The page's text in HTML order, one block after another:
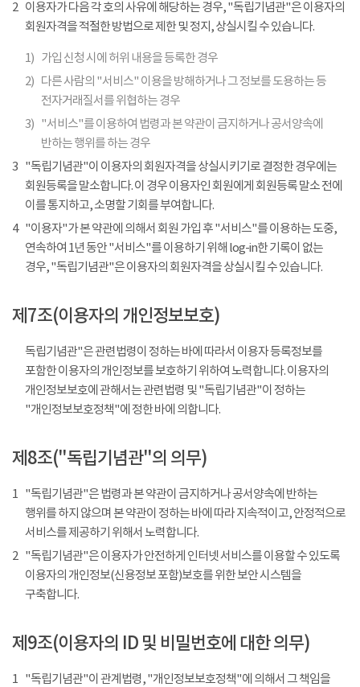
2 이용자가 다음 각 호의 사유에 해당하는 경우, "독립기념관"은 이용자의
회원자격을 적절한 방법으로 제한 및 정지, 상실시킬 수 있습니다.
1) 가입 신청 시에 허위 내용을 등록한 경우
2) 다른 사람의 "서비스" 이용을 방해하거나 그 정보를 도용하는 등
전자거래질서를 위협하는 경우
3) "서비스"를 이용하여 법령과 본 약관이 금지하거나 공서양속에
반하는 행위를 하는 경우
3 "독립기념관"이 이용자의 회원자격을 상실시키기로 결정한 경우에는
회원등록을 말소합니다. 이 경우 이용자인 회원에게 회원등록 말소 전에
이를 통지하고, 소명할 기회를 부여합니다.
4
"이용자"가 본 약관에 의해서 회원 가입 후 "서비스"를 이용하는 도중,
연속하여 1년 동안 "서비스"를 이용하기 위해 log-in한 기록이 없는
경우, "독립기념관"은 이용자의 회원자격을 상실시킬 수 있습니다.
제7조(이용자의 개인정보보호)
독립기념관"은 관련법령이 정하는 바에 따라서 이용자 등록정보를
포함한 이용자의 개인정보를 보호하기 위하여 노력합니다. 이용자의
개인정보보호에 관해서는 관련법령 및 "독립기념관"이 정하는
"개인정보보호정책"에 정한 바에 의합니다.
제8조("독립기념관"의 의무)
1 "독립기념관"은 법령과 본 약관이 금지하거나 공서양속에 반하는
행위를 하지 않으며 본 약관이 정하는 바에 따라 지속적이고, 안정적으로
서비스를 제공하기 위해서 노력합니다.
2 "독립기념관"은 이용자가 안전하게 인터넷 서비스를 이용할 수 있도록
이용자의 개인정보(신용정보 포함)보호를 위한 보안 시스템을
구축합니다.
제9조(이용자의 ID 및 비밀번호에 대한 의무)
1 "독립기념관"이 관계법령, "개인정보보호정책"에 의해서 그 책임을